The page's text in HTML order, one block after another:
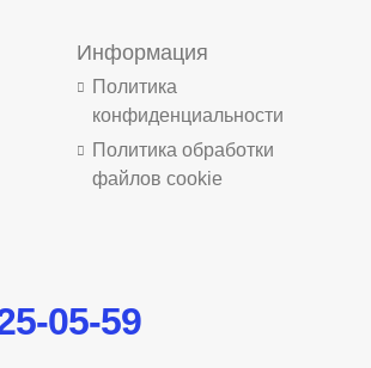
Информация
Политика
конфиденциальности
Политика обработки
файлов cookie
05-59